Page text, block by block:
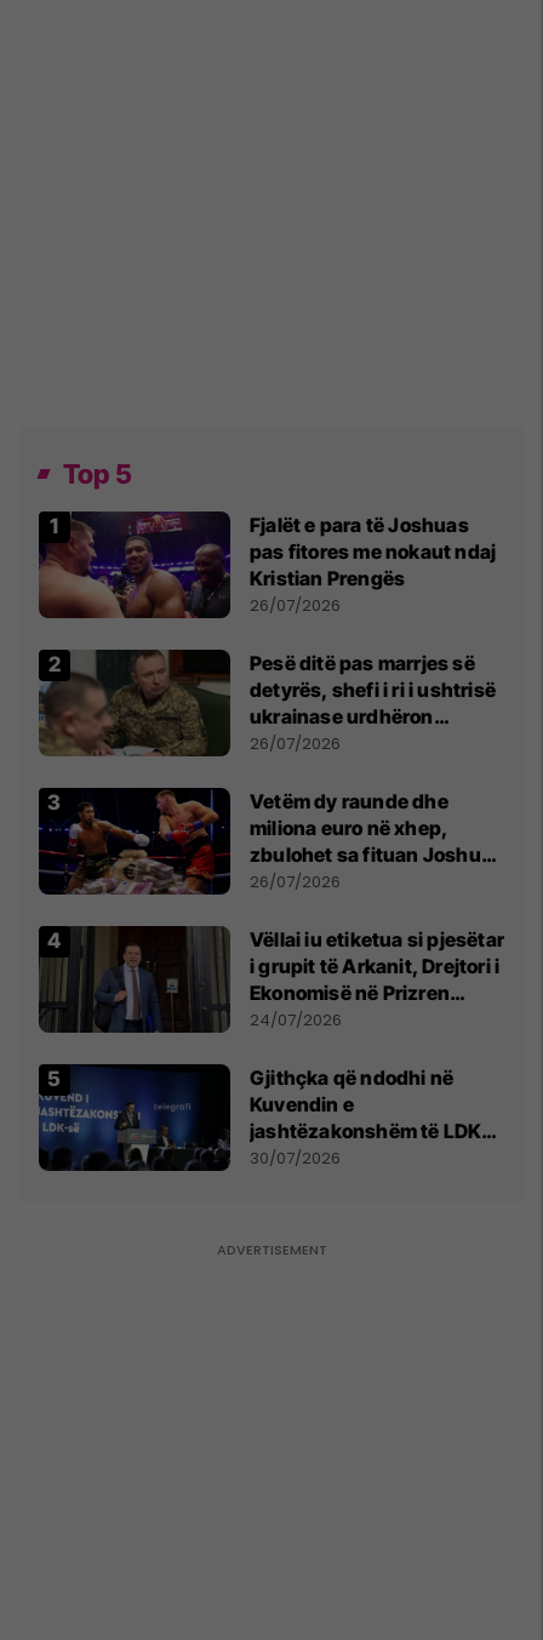
Top 5
Fjalët e para të Joshuas
pas fitores me nokaut ndaj
Kristian Prengës
26/07/2026
Pesë ditë pas marrjes së
detyrës, shefi i ri i ushtrisë
ukrainase urdhëron
kontroll të madh
26/07/2026
Vetëm dy raunde dhe
miliona euro në xhep,
zbulohet sa fituan Joshua
e Prenga
26/07/2026
Vëllai iu etiketua si pjesëtar
i grupit të Arkanit, Drejtori i
Ekonomisë në Prizren
mohon pretendimet
24/07/2026
Gjithçka që ndodhi në
Kuvendin e
jashtëzakonshëm të LDK-
së
30/07/2026